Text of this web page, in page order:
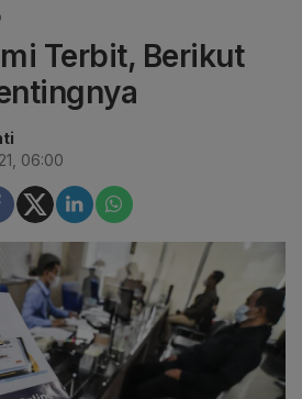
Terbit, Berikut
06:00